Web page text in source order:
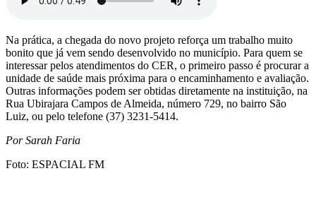
Na prática, a chegada do novo projeto reforça um trabalho muito
bonito que já vem sendo desenvolvido no município. Para quem se
interessar pelos atendimentos do CER, o primeiro passo é procurar a
unidade de saúde mais próxima para o encaminhamento e avaliação.
Outras informações podem ser obtidas diretamente na instituição, na
Rua Ubirajara Campos de Almeida, número 729, no bairro São
Luiz, ou pelo telefone (37) 3231-5414.
Por Sarah Faria
Foto: ESPACIAL FM